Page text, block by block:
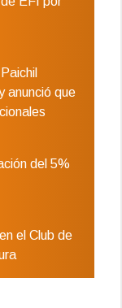
anunció que
del 5%
el Club de